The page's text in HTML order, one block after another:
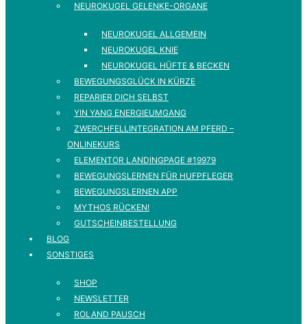
NEUROKUGEL GELENKE-ORGANE
NEUROKUGEL ALLGEMEIN
NEUROKUGEL KNIE
NEUROKUGEL HÜFTE & BECKEN
BEWEGUNGSGLÜCK IN KÜRZE
REPARIER DICH SELBST
YIN YANG ENERGIEUMGANG
ZWERCHFELLINTEGRATION AM PFERD –
ONLINEKURS
ELEMENTOR LANDINGPAGE #19979
BEWEGUNGSLERNEN FÜR HUFPFLEGER
BEWEGUNGSLERNEN APP
MYTHOS RÜCKEN!
GUTSCHEINBESTELLUNG
BLOG
SONSTIGES
SHOP
NEWSLETTER
ROLAND PAUSCH